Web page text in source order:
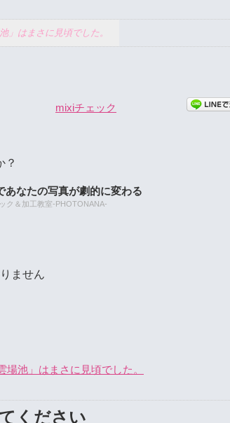
はまさに見頃でした。
mixiチェック
？
あなたの写真が劇的に変わる
ク＆加工教室-PHOTONANA-
ません
池」はまさに見頃でした。
ください